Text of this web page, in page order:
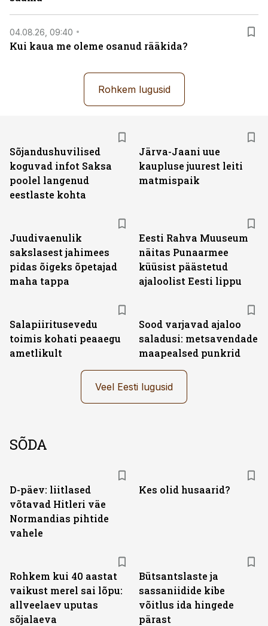
04.08.26, 09:40
Kui kaua me oleme osanud rääkida?
Rohkem lugusid
Sõjandushuvilised
koguvad infot Saksa
poolel langenud
eestlaste kohta
Järva-Jaani uue
kaupluse juurest leiti
matmispaik
Juudivaenulik
sakslasest jahimees
pidas õigeks õpetajad
maha tappa
Eesti Rahva Muuseum
näitas Punaarmee
küüsist päästetud
ajaloolist Eesti lippu
Salapiiritusevedu
toimis kohati peaaegu
ametlikult
Sood varjavad ajaloo
saladusi: metsavendade
maapealsed punkrid
Veel Eesti lugusid
SÕDA
D-päev: liitlased
võtavad Hitleri väe
Normandias pihtide
vahele
Kes olid husaarid?
Rohkem kui 40 aastat
vaikust merel sai lõpu:
allveelaev uputas
sõjalaeva
Bütsantslaste ja
sassaniidide kibe
võitlus ida hingede
pärast